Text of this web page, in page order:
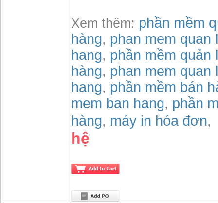
Xem thêm: phần mềm
hàng, phan mem quan
hang, phần mềm quản
hàng, phan mem quan
hang, phần mềm bán
mem ban hang, phần
hàng, máy in hóa đơn,
hệ